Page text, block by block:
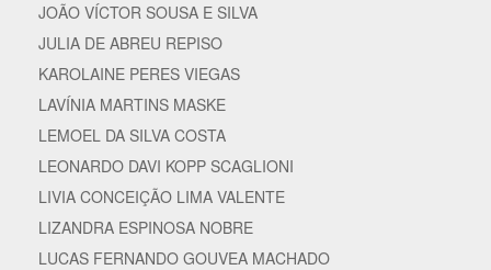
JOÃO VÍCTOR SOUSA E SILVA
JULIA DE ABREU REPISO
KAROLAINE PERES VIEGAS
LAVÍNIA MARTINS MASKE
LEMOEL DA SILVA COSTA
LEONARDO DAVI KOPP SCAGLIONI
LIVIA CONCEIÇÃO LIMA VALENTE
LIZANDRA ESPINOSA NOBRE
LUCAS FERNANDO GOUVEA MACHADO